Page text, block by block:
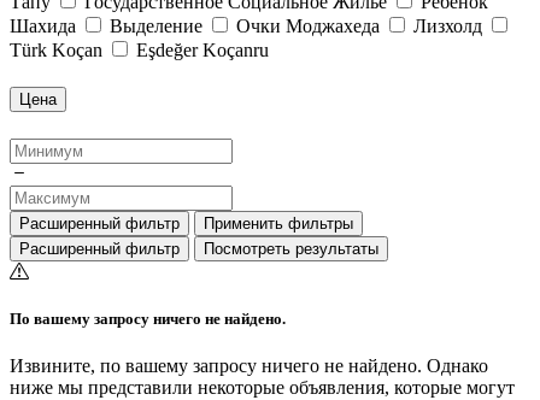
Шахида
Выделение Очки Моджахеда
Лизхолд
Türk Koçan
Eşdeğer Koçanru
Цена
Расширенный фильтр
Применить фильтры
Расширенный фильтр
Посмотреть результаты
По вашему запросу ничего не найдено.
Извините, по вашему запросу ничего не найдено. Однако
ниже мы представили некоторые объявления, которые могут